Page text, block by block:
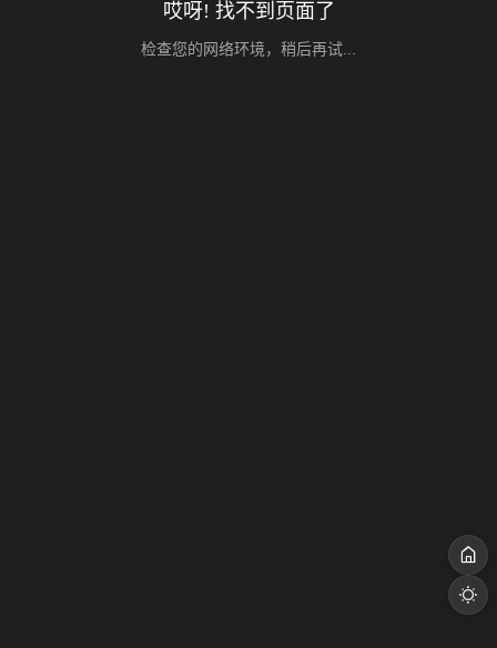
哎呀! 找不到页面了
检查您的网络环境，稍后再试...